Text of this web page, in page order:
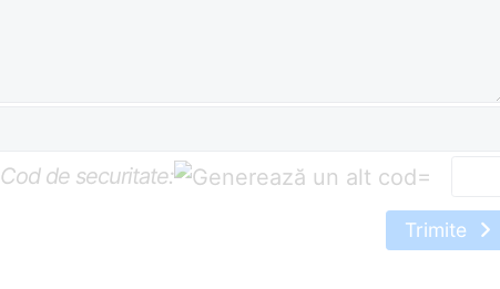
Cod de securitate: =
Trimite